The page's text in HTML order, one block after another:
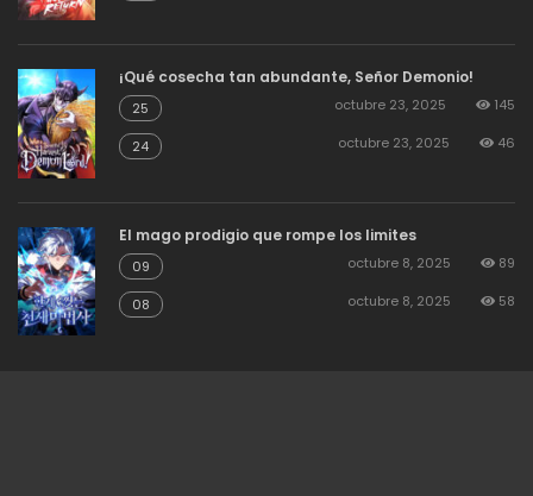
138 agosto 19, 2025
137
136 agosto 19, 2025
¡Qué cosecha tan abundante, Señor Demonio!
25 octubre 23, 2025 145
24 octubre 23, 2025 46
El mago prodigio que rompe los limites
09 octubre 8, 2025 89
08 octubre 8, 2025 58